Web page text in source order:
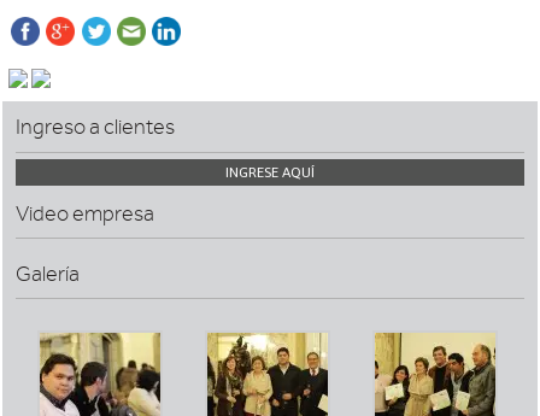
Ingreso a clientes
INGRESE AQUÍ
Video empresa
Galería